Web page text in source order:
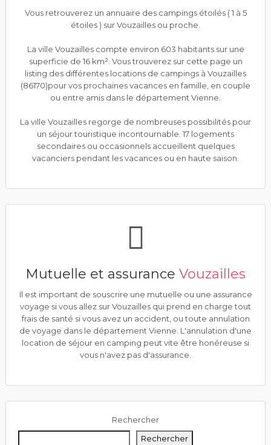
Vous retrouverez un annuaire des campings étoilés ( 1 à 5
étoiles ) sur Vouzailles ou proche.
La ville Vouzailles compte environ 603 habitants sur une
superficie de 16 km². Vous trouverez sur cette page un
listing des différentes locations de campings à Vouzailles
(86170)pour vos prochaines vacances en famille, en couple
ou entre amis dans le département Vienne.
La ville Vouzailles regorge de nombreuses possibilités pour
un séjour touristique incontournable. 17 logements
secondaires ou occasionnels accueillent quelques
vacanciers pendant les vacances ou en haute saison.
Mutuelle et assurance Vouzailles
Il est important de souscrire une mutuelle ou une assurance
voyage si vous allez sur Vouzailles qui prend en charge tout
frais de santé si vous avez un accident, ou toute annulation
de voyage dans le département Vienne. L'annulation d'une
location de séjour en camping peut vite être honéreuse si
vous n'avez pas d'assurance.
Rechercher
Rechercher